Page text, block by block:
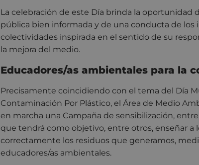
La celebración de este Día brinda la oportunidad
pública bien informada y de una conducta de los
colectividades inspirada en el sentido de su
la mejora del medio.
Educadores/as ambientales para la
Precisamente coincidiendo con el tema del Día
Contaminación Por Plástico, el Área de Medio
en marcha una Campaña de sensibilización,
que tendrá como objetivo, entre otros, enseñar a
correctamente los residuos que generamos,
educadores/as ambientales.